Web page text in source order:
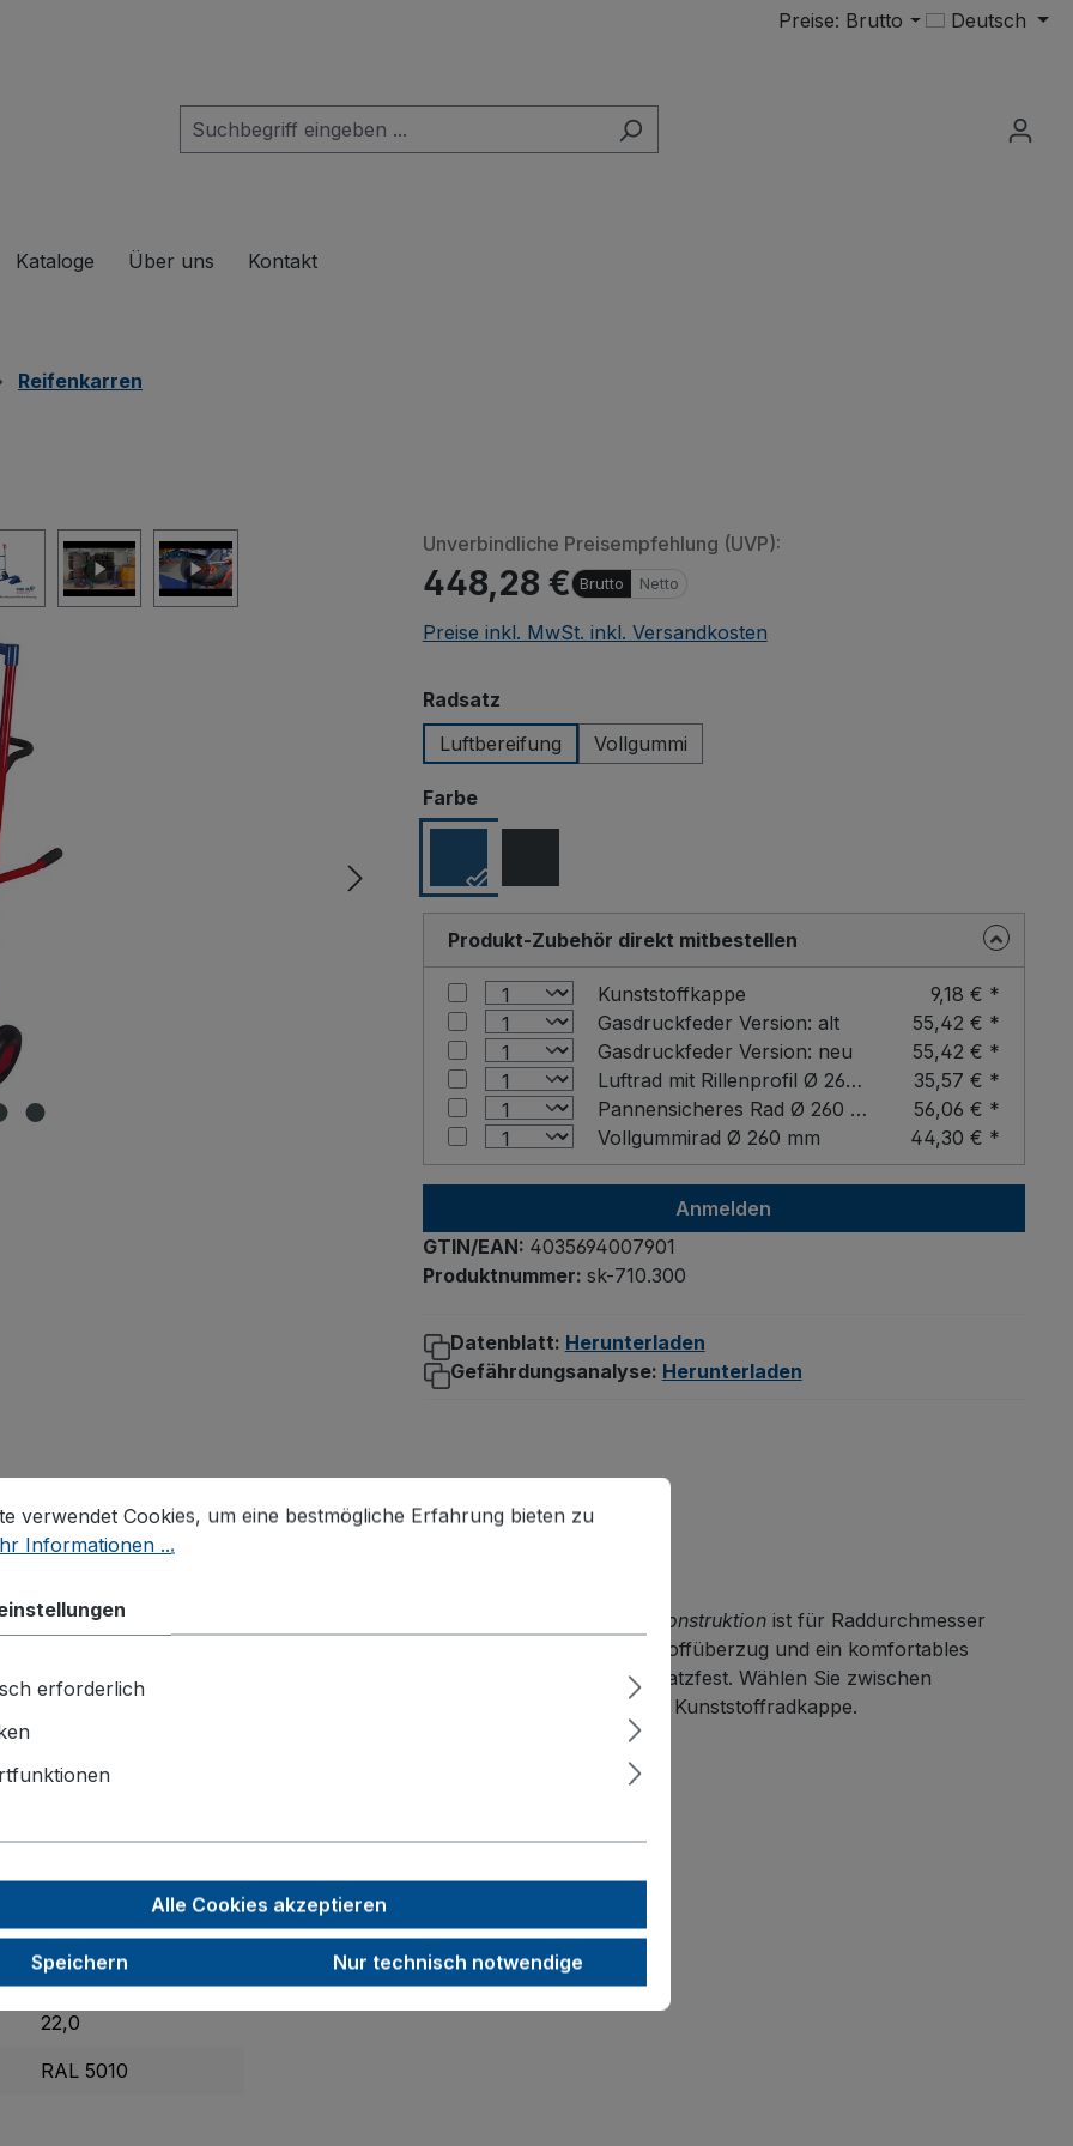
Preise: Brutto Deutsch
Dropdown der Kategorie Produkte
Kataloge Über uns Kontakt
Reifenkarren
Unverbindliche Preisempfehlung (UVP):
448,28 € Brutto Netto
Preise inkl. MwSt. inkl. Versandkosten
Radsatzauswählen
Luftbereifung
Vollgummi
Farbeauswählen
Produkt-Zubehör direkt mitbestellen
Kunststoffkappe
9,18 € *
Gasdruckfeder Version: alt
55,42 € *
Gasdruckfeder Version: neu
55,42 € *
Luftrad mit Rillenprofil Ø 260 mm
35,57 € *
Pannensicheres Rad Ø 260 mm
56,06 € *
Vollgummirad Ø 260 mm
44,30 € *
Anmelden
GTIN/EAN: 4035694007901
Produktnummer: sk-710.300
Datenblatt: Herunterladen
Gefährdungsanalyse: Herunterladen
kompletter Reifenstapel zum Vergnügen. Die robuste Stahl-Schweißkonstruktion ist für Raddurchmesser
ausgestattet. Ein großer Schiebebügel mit weichem Kunststoffüberzug und ein komfortables
Arbeiten. Die Oberfläche ist dauerhaft geschützt, schlag- und kratzfest. Wählen Sie zwischen
Spezial-Kunststofffelge mit Präzisions-Rillenkugellager und eleganter Kunststoffradkappe.
705 x 740 x 1600
260
85
200
22,0
RAL 5010
Cookies, um eine bestmögliche Erfahrung bieten zu können.
Mehr Informationen ...
verwendet Cookies, um eine bestmögliche Erfahrung bieten zu
Informationen ...
erforderlich
Alle Cookies akzeptieren
Speichern Nur technisch notwendige